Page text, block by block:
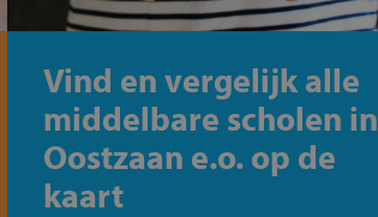
Vind en vergelijk alle
middelbare scholen in
Oostzaan e.o. op de
kaart